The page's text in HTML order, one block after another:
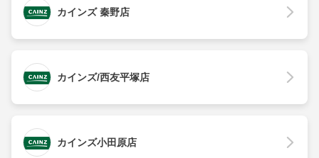
カインズ 秦野店
カインズ/西友平塚店
カインズ小田原店